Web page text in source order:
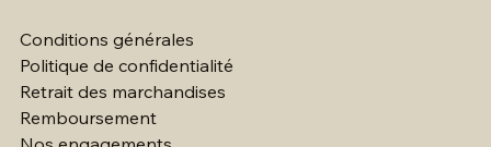
Conditions générales
Politique de confidentialité
Retrait des marchandises
Remboursement